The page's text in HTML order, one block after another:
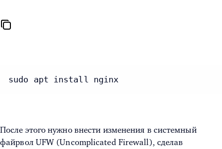
sudo apt install nginx
После этого нужно внести изменения в системный
файрвол UFW (Uncomplicated Firewall), сделав